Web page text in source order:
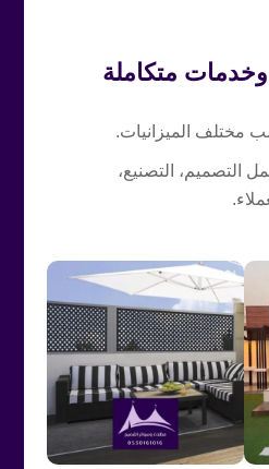
مختلف الميزانيات.
التصميم، التصنيع،